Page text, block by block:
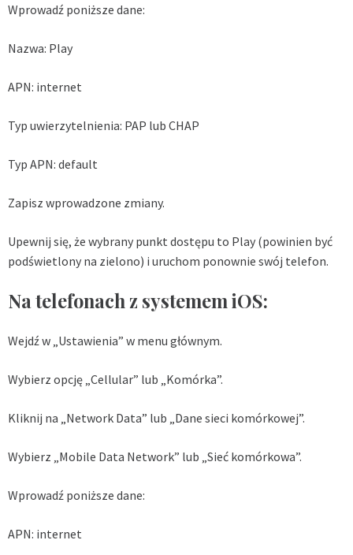
Wprowadź poniższe dane:
Nazwa: Play
APN: internet
Typ uwierzytelnienia: PAP lub CHAP
Typ APN: default
Zapisz wprowadzone zmiany.
Upewnij się, że wybrany punkt dostępu to Play (powinien być
podświetlony na zielono) i uruchom ponownie swój telefon.
Na telefonach z systemem iOS:
Wejdź w „Ustawienia” w menu głównym.
Wybierz opcję „Cellular” lub „Komórka”.
Kliknij na „Network Data” lub „Dane sieci komórkowej”.
Wybierz „Mobile Data Network” lub „Sieć komórkowa”.
Wprowadź poniższe dane:
APN: internet